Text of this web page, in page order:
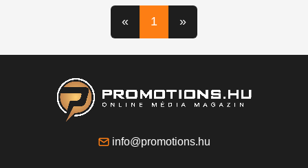
« 1 »
info@promotions.hu